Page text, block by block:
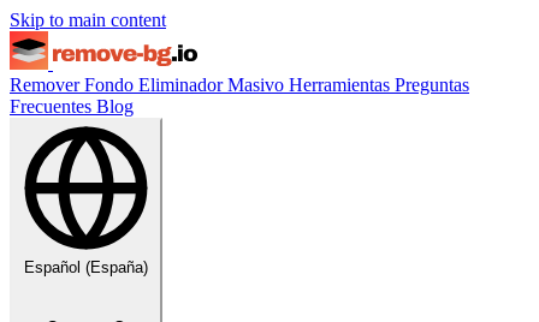
Skip to main content
Remover Fondo Eliminador Masivo Herramientas Preguntas
Frecuentes Blog
Español (España)